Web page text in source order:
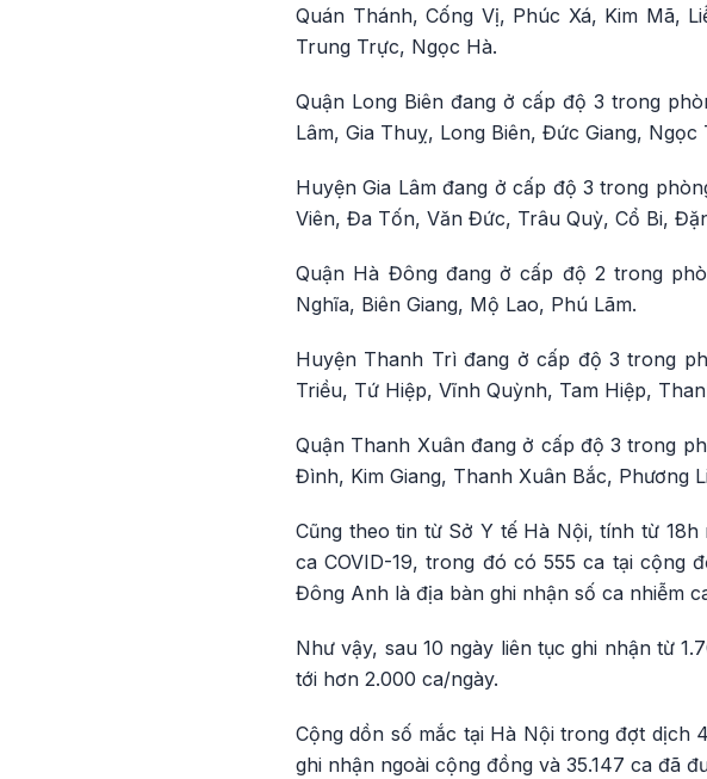
Quán Thánh, Cống Vị, Phúc Xá, Kim Mã,
Trung Trực, Ngọc Hà.
Quận Long Biên đang ở cấp độ 3 trong
Lâm, Gia Thuỵ, Long Biên, Đức Giang,
Huyện Gia Lâm đang ở cấp độ 3 trong
Viên, Đa Tốn, Văn Đức, Trâu Quỳ, Cổ Bi,
Quận Hà Đông đang ở cấp độ 2 trong
Nghĩa, Biên Giang, Mộ Lao, Phú Lãm.
Huyện Thanh Trì đang ở cấp độ 3 trong
Triều, Tứ Hiệp, Vĩnh Quỳnh, Tam Hiệp,
Quận Thanh Xuân đang ở cấp độ 3 trong
Đình, Kim Giang, Thanh Xuân Bắc, Phương
Cũng theo tin từ Sở Y tế Hà Nội, tính từ 18h
ca COVID-19, trong đó có 555 ca tại cộng
Đông Anh là địa bàn ghi nhận số ca nhiễm
Như vậy, sau 10 ngày liên tục ghi nhận từ
tới hơn 2.000 ca/ngày.
Cộng dồn số mắc tại Hà Nội trong đợt dịch
ghi nhận ngoài cộng đồng và 35.147 ca đã